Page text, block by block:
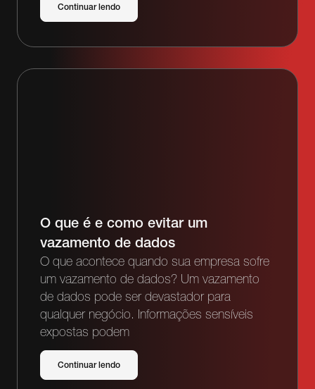
Continuar lendo
O que é e como evitar um
vazamento de dados
O que acontece quando sua empresa sofre
um vazamento de dados? Um vazamento
de dados pode ser devastador para
qualquer negócio. Informações sensíveis
expostas podem
Continuar lendo